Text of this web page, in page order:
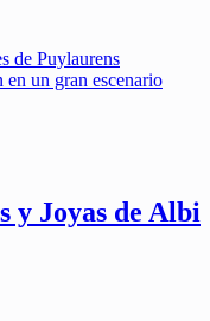
de Puylaurens
en un gran escenario
y Joyas de Albi